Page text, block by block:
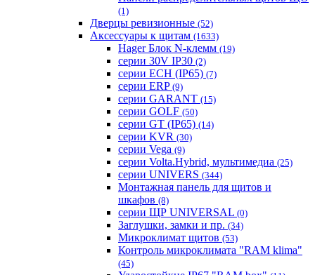
(1)
Дверцы ревизионные (52)
Аксессуары к щитам (1633)
Hager Блок N-клемм (19)
серии 30V IP30 (2)
серии ECH (IP65) (7)
серии ERP (9)
серии GARANT (15)
серии GOLF (50)
серии GT (IP65) (14)
серии KVR (30)
серии Vega (9)
серии Volta.Hybrid, мультимедиа (25)
серии UNIVERS (344)
Монтажная панель для щитов и
шкафов (8)
серии ЩР UNIVERSAL (0)
Заглушки, замки и пр. (34)
Микроклимат щитов (53)
Контроль микроклимата "RAM klima"
(45)